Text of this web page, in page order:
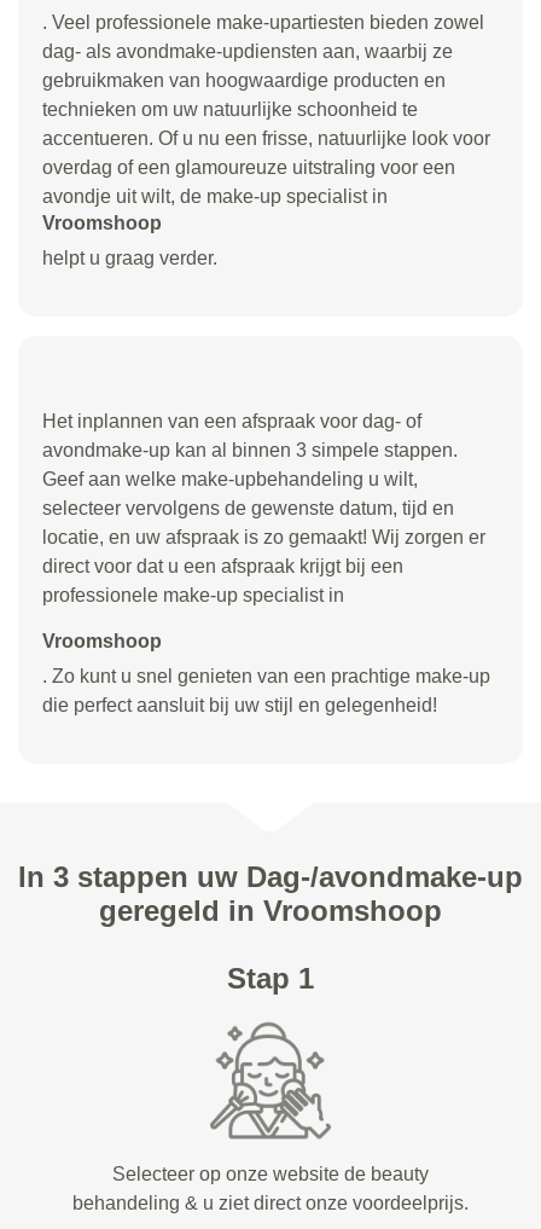
. Veel professionele make-upartiesten bieden zowel
dag- als avondmake-updiensten aan, waarbij ze
gebruikmaken van hoogwaardige producten en
technieken om uw natuurlijke schoonheid te
accentueren. Of u nu een frisse, natuurlijke look voor
overdag of een glamoureuze uitstraling voor een
avondje uit wilt, de make-up specialist in
Vroomshoop
helpt u graag verder.
Het inplannen van een afspraak voor dag- of
avondmake-up kan al binnen 3 simpele stappen.
Geef aan welke make-upbehandeling u wilt,
selecteer vervolgens de gewenste datum, tijd en
locatie, en uw afspraak is zo gemaakt! Wij zorgen er
direct voor dat u een afspraak krijgt bij een
professionele make-up specialist in
Vroomshoop
. Zo kunt u snel genieten van een prachtige make-up
die perfect aansluit bij uw stijl en gelegenheid!
In 3 stappen uw Dag-/avondmake-up
geregeld in Vroomshoop
Stap 1
Selecteer op onze website de beauty
behandeling & u ziet direct onze voordeelprijs.